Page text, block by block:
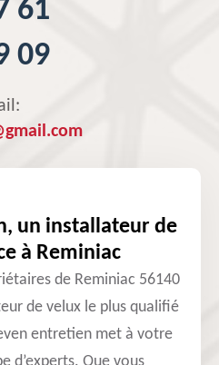
61
09
un installateur de
à Reminiac
de Reminiac 56140
de velux le plus qualifié
entretien met à votre